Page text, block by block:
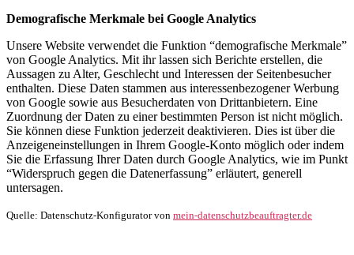
Demografische Merkmale bei Google Analytics
Unsere Website verwendet die Funktion “demografische Merkmale”
von Google Analytics. Mit ihr lassen sich Berichte erstellen, die
Aussagen zu Alter, Geschlecht und Interessen der Seitenbesucher
enthalten. Diese Daten stammen aus interessenbezogener Werbung
von Google sowie aus Besucherdaten von Drittanbietern. Eine
Zuordnung der Daten zu einer bestimmten Person ist nicht möglich.
Sie können diese Funktion jederzeit deaktivieren. Dies ist über die
Anzeigeneinstellungen in Ihrem Google-Konto möglich oder indem
Sie die Erfassung Ihrer Daten durch Google Analytics, wie im Punkt
“Widerspruch gegen die Datenerfassung” erläutert, generell
untersagen.
Quelle: Datenschutz-Konfigurator von mein-datenschutzbeauftragter.de